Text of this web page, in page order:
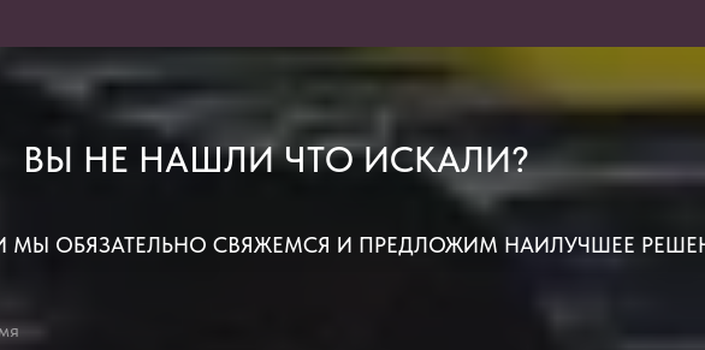
ВЫ НЕ НАШЛИ ЧТО ИСКАЛИ?
ОБЯЗАТЕЛЬНО СВЯЖЕМСЯ И ПРЕДЛОЖИМ НАИЛУЧШЕЕ